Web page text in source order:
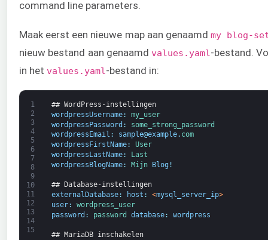
command line parameters.
Maak eerst een nieuwe map aan genaamdmy blog-
nieuw bestand aan genaamd values.yaml -bestand.
in het values.yaml -bestand in:
1
2
3
4
5
6
7
8
9
10
11
12
13
14
15
## WordPress-instellingen
wordpressUsername:
my_user
wordpressPassword :
some_strong_password
wordpressEmail : sample@example. com
wordpressFirstName:
User
wordpressLastName:
Last
wordpressBlogName: Mijn Blog !
## Database-instellingen
externalDatabase: host : <mysql_server_ip>
user:
wordpress_user
password : password database: wordpress
## MariaDB inschakelen